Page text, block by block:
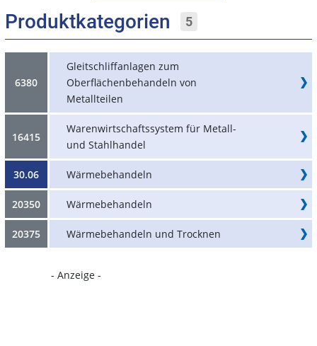
Produktkategorien 5
6380
Gleitschliffanlagen zum
Oberflächenbehandeln von
Metallteilen
16415
Warenwirtschaftssystem für Metall-
und Stahlhandel
30.06 Wärmebehandeln
20350 Wärmebehandeln
20375 Wärmebehandeln und Trocknen
- Anzeige -